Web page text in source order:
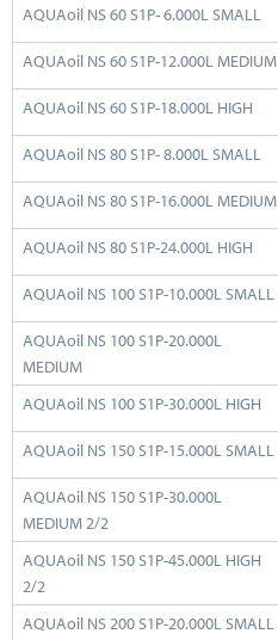
AQUAoil NS 60 S1P- 6.000L SMALL
AQUAoil NS 60 S1P-12.000L MEDIUM
AQUAoil NS 60 S1P-18.000L HIGH
AQUAoil NS 80 S1P- 8.000L SMALL
AQUAoil NS 80 S1P-16.000L MEDIUM
AQUAoil NS 80 S1P-24.000L HIGH
AQUAoil NS 100 S1P-10.000L SMALL
AQUAoil NS 100 S1P-20.000L
MEDIUM
AQUAoil NS 100 S1P-30.000L HIGH
AQUAoil NS 150 S1P-15.000L SMALL
AQUAoil NS 150 S1P-30.000L
MEDIUM 2/2
AQUAoil NS 150 S1P-45.000L HIGH
2/2
AQUAoil NS 200 S1P-20.000L SMALL